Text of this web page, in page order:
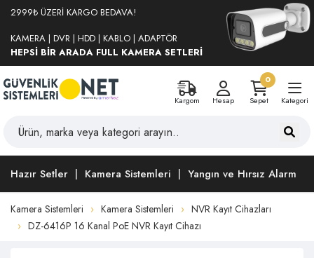
2999₺ ÜZERİ KARGO BEDAVA!
KAMERA | DVR | HDD | KABLO | ADAPTÖR
HEPSİ BİR ARADA FULL KAMERA SETLERİ
Kargom Hesap
0
Sepet
Kategori
Hazır Setler Kamera Sistemleri Yangın ve Hırsız Alarm
Kamera Sistemleri Kamera Sistemleri
NVR Kayıt Cihazları
DZ-6416P 16 Kanal PoE NVR Kayıt Cihazı